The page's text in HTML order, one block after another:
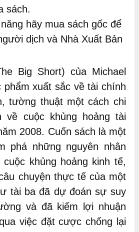
sách.
hãy mua sách gốc để
dịch và Nhà Xuất Bản
Big Short) của Michael
phẩm xuất sắc về tài chính
tường thuật một cách chi
về cuộc khủng hoảng tài
2008. Cuốn sách là một
phá những nguyên nhân
khủng hoảng kinh tế,
chuyện thực tế của một
tài ba đã dự đoán sự suy
và đã kiếm lợi nhuận
việc đặt cược chống lại